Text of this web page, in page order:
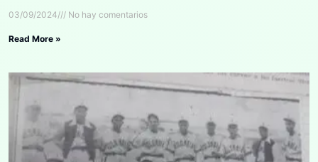
03/09/2024 No hay comentarios
Read More »